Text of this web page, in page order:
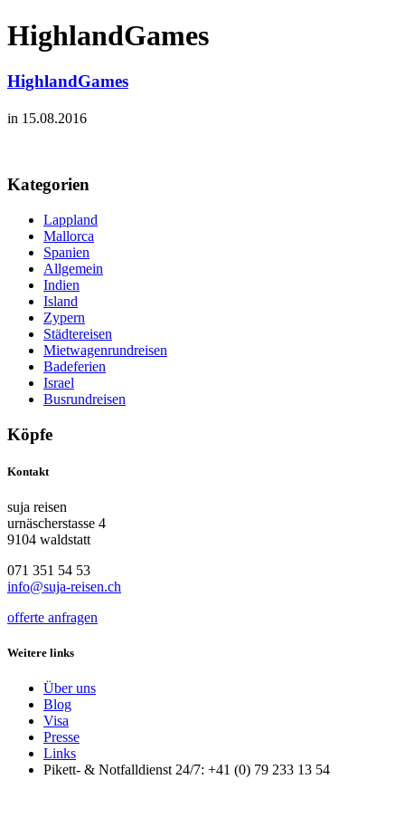
HighlandGames
HighlandGames
in 15.08.2016
Kategorien
Lappland
Mallorca
Spanien
Allgemein
Indien
Island
Zypern
Städtereisen
Mietwagenrundreisen
Badeferien
Israel
Busrundreisen
Köpfe
Kontakt
suja reisen
urnäscherstasse 4
9104 waldstatt
071 351 54 53
info@suja-reisen.ch
offerte anfragen
Weitere links
Über uns
Blog
Visa
Presse
Links
Pikett- & Notfalldienst 24/7: +41 (0) 79 233 13 54